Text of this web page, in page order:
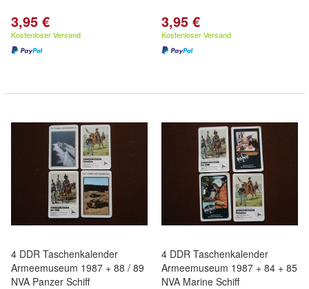
3,95 €
Kostenloser Versand
3,95 €
Kostenloser Versand
4 DDR Taschenkalender
Armeemuseum 1987 + 88 / 89
NVA Panzer Schiff
4 DDR Taschenkalender
Armeemuseum 1987 + 84 + 85
NVA Marine Schiff